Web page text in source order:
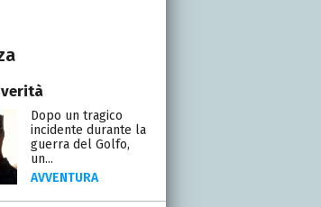
Dopo un tragico
incidente durante la
guerra del Golfo,
un...
AVVENTURA